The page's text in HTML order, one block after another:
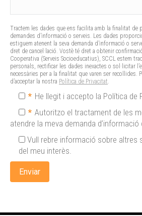
Tractem les dades que ens facilita amb la finalitat de
demandes d’informació o serveis. Les dades
estiguem atenent la seva demanda d’informació o
dret de cancel·lació. Vostè té dret a obtenir
Cooperativa (Serveis Socioeducatius), SCCL estem
personals, rectificar les dades inexactes o sol·licitar
necessàries per a la finalitat que varen ser recollides.
d’acceptar la nostra Política de Privacitat
* He llegit i accepto la Política de
* Autoritzo el tractament de les
atendre la meva demanda d’informació
Vull rebre informació sobre altres
del meu interès.